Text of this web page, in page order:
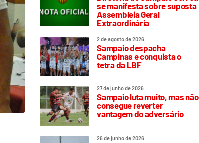
se manifesta sobre suposta
Assembleia Geral
Extraordinária
2 de agosto de 2026
Sampaio despacha
Campinas e conquista o
tetra da LBF
27 de junho de 2026
Sampaio luta muito, mas não
consegue reverter
vantagem do adversário
26 de junho de 2026